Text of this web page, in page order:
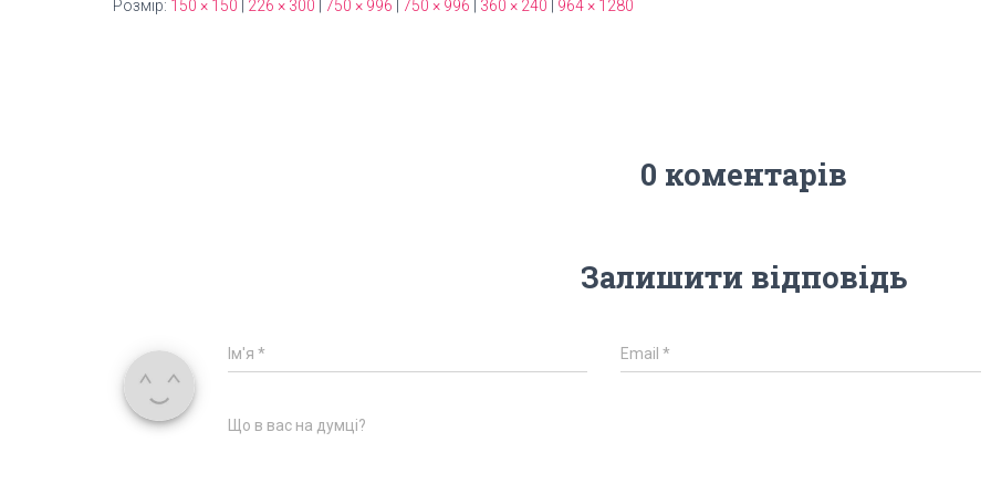
Розмір: 150 × 150 226 × 300 750 × 996 750 × 996 360 × 240 964 × 1280
0 коментарів
Залишити відповідь
Ім'я * Email*
Що в вас на думці?